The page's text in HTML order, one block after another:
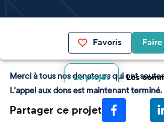
Favoris
Le projet Les
Merci à tous nos donateurs qui ont
L'appel aux dons est maintenant terminé.
Partager ce projet